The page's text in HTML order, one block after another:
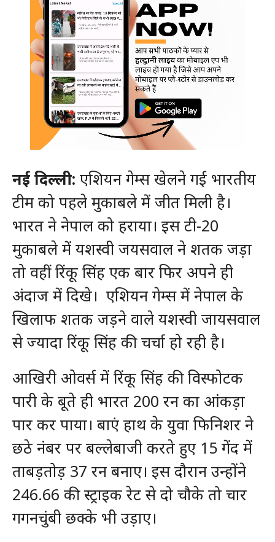
नई दिल्ली: एशियन गेम्स खेलने गई भारतीय
टीम को पहले मुकाबले में जीत मिली है।
भारत ने नेपाल को हराया। इस टी-20
मुकाबले में यशस्वी जयसवाल ने शतक जड़ा
तो वहीं रिंकू सिंह एक बार फिर अपने ही
अंदाज में दिखे। एशियन गेम्स में नेपाल के
खिलाफ शतक जड़ने वाले यशस्वी जायसवाल
से ज्यादा रिंकू सिंह की चर्चा हो रही है।
आखिरी ओवर्स में रिंकू सिंह की विस्फोटक
पारी के बूते ही भारत 200 रन का आंकड़ा
पार कर पाया। बाएं हाथ के युवा फिनिशर ने
छठे नंबर पर बल्लेबाजी करते हुए 15 गेंद में
ताबड़तोड़ 37 रन बनाए। इस दौरान उन्होंने
246.66 की स्ट्राइक रेट से दो चौके तो चार
गगनचुंबी छक्के भी उड़ाए।